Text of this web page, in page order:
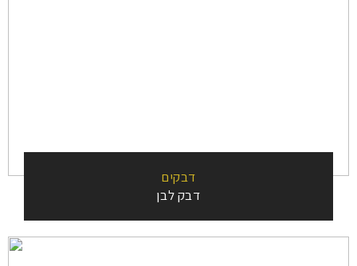
דבקים
דבק לבן